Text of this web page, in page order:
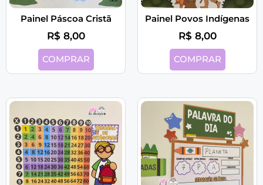
Painel Páscoa Cristã
R$ 8,00
COMPRAR
Painel Povos Indígenas
R$ 8,00
COMPRAR